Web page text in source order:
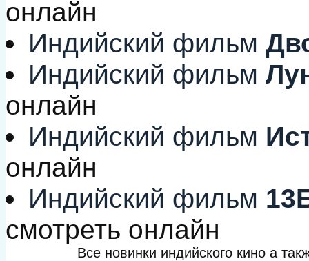
онлайн
Индийский фильм
Индийский фильм
онлайн
Индийский фильм
онлайн
Индийский фильм
смотреть онлайн
Все новинки индийского кино а